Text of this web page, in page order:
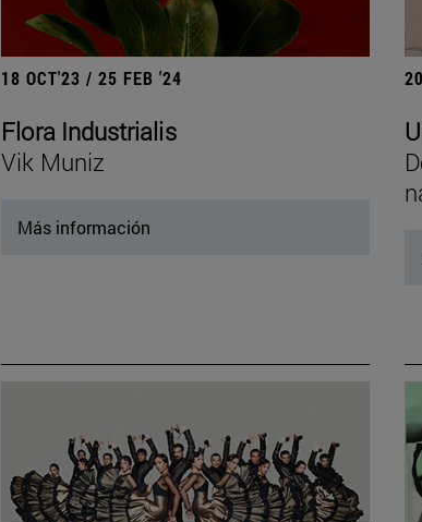
18 OCT'23 / 25 FEB '24
Flora Industrialis
Vik Muniz
Más información